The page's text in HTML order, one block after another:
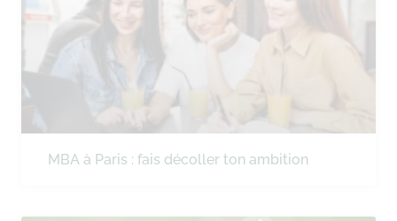
MBA à Paris : fais décoller ton ambition